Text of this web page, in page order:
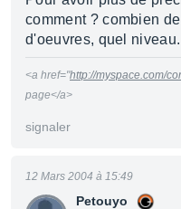
comment ? combien
d'oeuvres, quel
<a href="http://myspace.com/
page</a>
signaler
Petouyo
12 Mars 2004 à 15:49